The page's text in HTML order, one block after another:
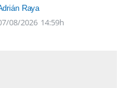
Raya
08/2026 14:59h